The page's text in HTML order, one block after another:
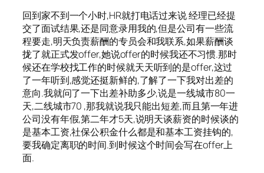
回到家不到一个小时,HR就打电话过来说 经理已经提
交了面试结果,还是同意录用我的,但是公司有一些流
程要走,明天负责薪酬的专员会和我联系,如果薪酬谈
拢了就正式发offer,她说offer的时候我还不习惯.那时
候还在学校找工作的时候就天天听到的是offer,这过
了一年听到,感觉还挺新鲜的,了解了一下我对出差的
意向.我就问了一下出差补助多少,说是一线城市80一
天,二线城市70 ,那我就说我只能出短差,而且第一年进
公司没有年假,第二年才5天,说明天谈薪资的时候谈的
是基本工资,社保公积金什么都是和基本工资挂钩的,
要我确定离职的时间.到时候这个时间会写在offer上
面.